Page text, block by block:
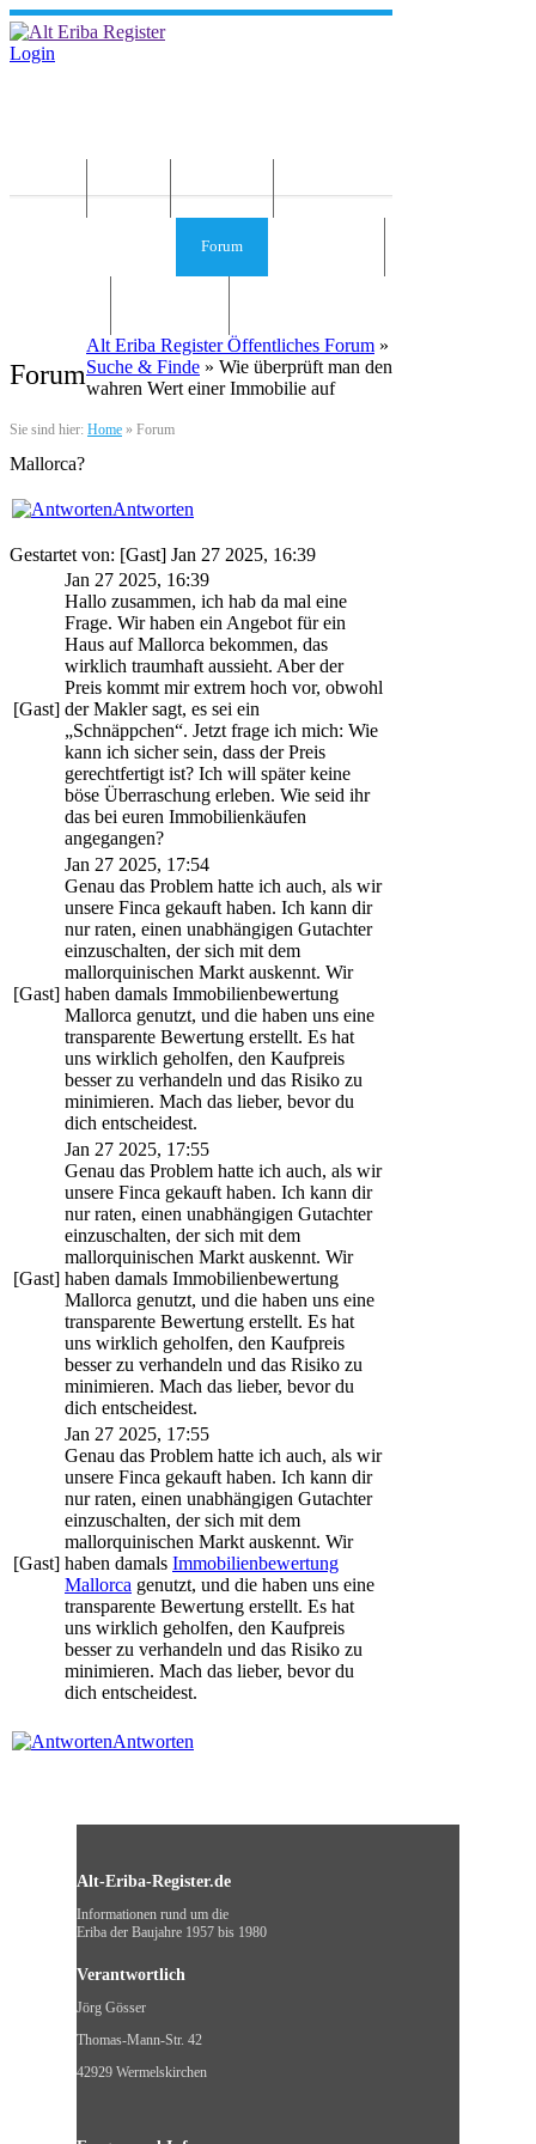
Login
Forum
Forum
Sie sind hier: Home » Forum
Alt Eriba Register Öffentliches Forum »
Suche & Finde » Wie überprüft man den
wahren Wert einer Immobilie auf
Mallorca?
Antworten
Gestartet von: [Gast] Jan 27 2025, 16:39
[Gast]
Jan 27 2025, 16:39
Hallo zusammen, ich hab da mal eine
Frage. Wir haben ein Angebot für ein
Haus auf Mallorca bekommen, das
wirklich traumhaft aussieht. Aber der
Preis kommt mir extrem hoch vor, obwohl
der Makler sagt, es sei ein
„Schnäppchen“. Jetzt frage ich mich: Wie
kann ich sicher sein, dass der Preis
gerechtfertigt ist? Ich will später keine
böse Überraschung erleben. Wie seid ihr
das bei euren Immobilienkäufen
angegangen?
[Gast]
Jan 27 2025, 17:54
Genau das Problem hatte ich auch, als wir
unsere Finca gekauft haben. Ich kann dir
nur raten, einen unabhängigen Gutachter
einzuschalten, der sich mit dem
mallorquinischen Markt auskennt. Wir
haben damals Immobilienbewertung
Mallorca genutzt, und die haben uns eine
transparente Bewertung erstellt. Es hat
uns wirklich geholfen, den Kaufpreis
besser zu verhandeln und das Risiko zu
minimieren. Mach das lieber, bevor du
dich entscheidest.
[Gast]
Jan 27 2025, 17:55
Genau das Problem hatte ich auch, als wir
unsere Finca gekauft haben. Ich kann dir
nur raten, einen unabhängigen Gutachter
einzuschalten, der sich mit dem
mallorquinischen Markt auskennt. Wir
haben damals Immobilienbewertung
Mallorca genutzt, und die haben uns eine
transparente Bewertung erstellt. Es hat
uns wirklich geholfen, den Kaufpreis
besser zu verhandeln und das Risiko zu
minimieren. Mach das lieber, bevor du
dich entscheidest.
[Gast]
Jan 27 2025, 17:55
Genau das Problem hatte ich auch, als wir
unsere Finca gekauft haben. Ich kann dir
nur raten, einen unabhängigen Gutachter
einzuschalten, der sich mit dem
mallorquinischen Markt auskennt. Wir
haben damals Immobilienbewertung
Mallorca genutzt, und die haben uns eine
transparente Bewertung erstellt. Es hat
uns wirklich geholfen, den Kaufpreis
besser zu verhandeln und das Risiko zu
minimieren. Mach das lieber, bevor du
dich entscheidest.
Antworten
Alt-Eriba-Register.de
Informationen rund um die
Eriba der Baujahre 1957 bis 1980
Verantwortlich
Jörg Gösser
Thomas-Mann-Str. 42
42929 Wermelskirchen